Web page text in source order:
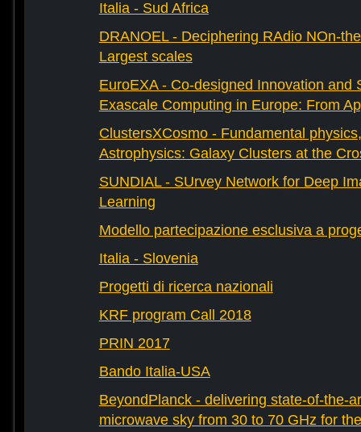
Italia - Sud Africa
DRANOEL - Deciphering RAdio NOn-
Largest scales
EuroEXA - Co-designed Innovation and
Exascale Computing in Europe: From
ClustersXCosmo - Fundamental
Astrophysics: Galaxy Clusters at the
SUNDIAL - SUrvey Network for Deep
Learning
Modello partecipazione esclusiva a
Italia - Slovenia
Progetti di ricerca nazionali
KRF program Call 2018
PRIN 2017
Bando Italia-USA
BeyondPlanck - delivering state-of-the-
microwave sky from 30 to 70 GHz for